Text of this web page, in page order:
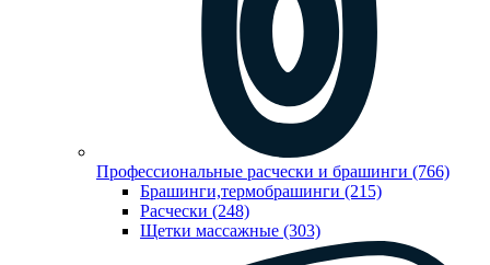
Профессиональные расчески и брашинги (766)
Брашинги,термобрашинги (215)
Расчески (248)
Щетки массажные (303)